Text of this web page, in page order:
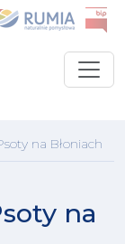
na Błoniach
na